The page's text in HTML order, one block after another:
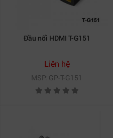
Đầu nối HDMI T-G151
Liên hệ
MSP: GP-T-G151